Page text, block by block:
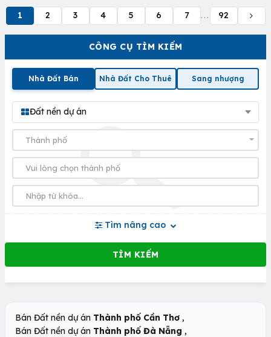
CÔNG CỤ TÌM KIẾM
Nhà Đất Bán Nhà Đất Cho Thuê Sang nhượng
Đất nền dự án
Tìm nâng cao
1 2 3 4 5 6 7 ... 92
Bán Đất nền dự án Thành phố Cần Thơ ,
Bán Đất nền dự án Thành phố Đà Nẵng ,